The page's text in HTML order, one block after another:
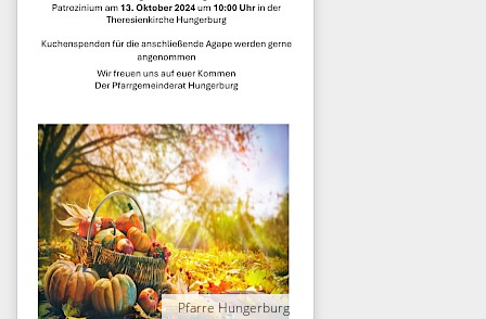
Pfarre Hungerburg